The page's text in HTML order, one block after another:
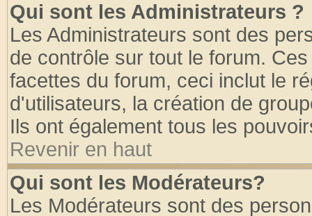
Qui sont les Administrateurs ?
Les Administrateurs sont des
de contrôle sur tout le forum.
facettes du forum, ceci inclut le
d'utilisateurs, la création de
Ils ont également tous les
Revenir en haut
Qui sont les Modérateurs?
Les Modérateurs sont des